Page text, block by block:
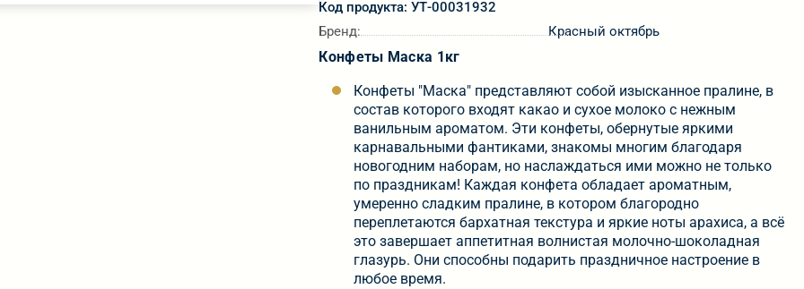
Код продукта: УТ-00031932
Бренд:
Красный октябрь
Конфеты Маска 1кг
Конфеты "Маска" представляют собой изысканное пралине, в
состав которого входят какао и сухое молоко с нежным
ванильным ароматом. Эти конфеты, обернутые яркими
карнавальными фантиками, знакомы многим благодаря
новогодним наборам, но наслаждаться ими можно не только
по праздникам! Каждая конфета обладает ароматным,
умеренно сладким пралине, в котором благородно
переплетаются бархатная текстура и яркие ноты арахиса, а всё
это завершает аппетитная волнистая молочно-шоколадная
глазурь. Они способны подарить праздничное настроение в
любое время.